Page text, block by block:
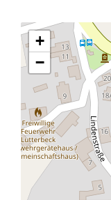
+
−